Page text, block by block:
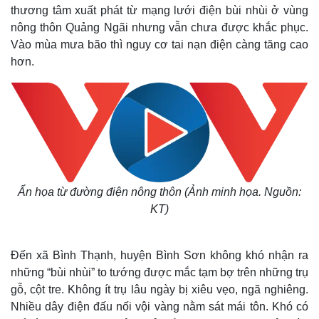
thương tâm xuất phát từ mạng lưới điện bùi nhùi ở vùng
nông thôn Quảng Ngãi nhưng vẫn chưa được khắc phục.
Vào mùa mưa bão thì nguy cơ tai nạn điện càng tăng cao
hơn.
Ẩn họa từ đường điện nông thôn (Ảnh minh họa. Nguồn:
KT)
Đến xã Bình Thạnh, huyện Bình Sơn không khó nhận ra
những “bùi nhùi” to tướng được mắc tạm bợ trên những trụ
gỗ, cột tre. Không ít trụ lâu ngày bị xiêu vẹo, ngã nghiêng.
Nhiều dây điện đấu nối vội vàng nằm sát mái tôn. Khó có